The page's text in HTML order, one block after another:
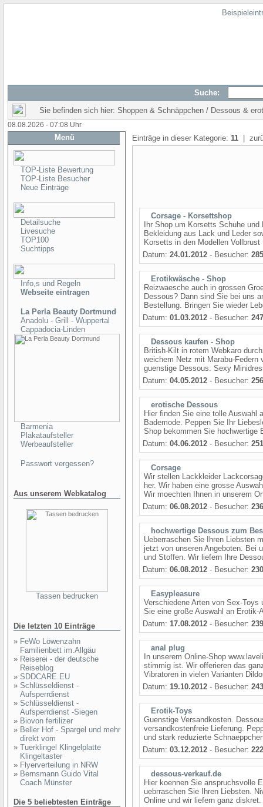
Suche:
Sie befinden sich hier: Shoppen & Schnäppchen / Dessous &
08.08.2026 - 07:08 Uhr
Menü
TOP-Liste Bewertung
TOP-Liste Besucher
Neue Einträge
Detailsuche
Livesuche
TOP100
Suchtipps
Info,s und Regeln
Webseite eintragen
La Perla Beauty Dortmund
Anadolu - Grill - Wuppertal
Cappadocia-Linden
Barmenia
Plakataufsteller
Werbeaufsteller
Passwort vergessen?
Aus unserem Webkatalog
Tassen bedrucken
Die letzten 10 Einträge
» FeWo Löwenzahn
Familienbett im.Allgäu
» Reiserei - der deutsche
Reiseblog
» SDDCARE.EU
» Schlüsseldienst -
Aufsperrdienst
» Schlüsseldienst -
Aufsperrdienst -Siegen
» Biovon fertilizer
» Beller Hof - Spargel und mehr
direkt vom
» Tuerklingel Klingelplatte
Klingeltaster
» Flyerverteilung in NRW
» Bernsmann Guido Vital
Coach Münster
Die 5 beliebtesten Einträge
Einträge in dieser Kategorie: 11 |
Corsage - Korsettshop
Ihr Shop um Korsetts Schuhe
Bekleidung aus Lack und Leder
Korsetts in den Modellen
Datum: 24.01.2012 - Besucher:
Erotikwäsche - Shop
Reizwaesche auch in grossen
Dessous? Dann sind Sie bei uns
Bestellung. Bringen Sie wieder
Datum: 01.03.2012 - Besucher:
Dessous kaufen - Shop
British-Kilt in rotem Webkaro
weichem Netz mit Marabu-Federn
guenstige Dessous: Sexy
Datum: 04.05.2012 - Besucher:
erotische Dessous
Hier finden Sie eine tolle Auswahl
Bademode. Peppen Sie Ihr
Shop bekommen Sie hochwertige
Datum: 04.06.2012 - Besucher:
Corsage
Wir stellen Lackkleider
her. Wir haben eine grosse
Wir moechten Ihnen in unserem
Datum: 06.08.2012 - Besucher:
hochwertige Dessous zum
Ueberraschen Sie Ihren Liebsten
jetzt von unseren Angeboten. Bei
und Stoffen. Wir liefern Ihre
Datum: 06.08.2012 - Besucher:
Easypleasure
Verschiedene Arten von Sex-
Sie eine große Auswahl an Erotik-
Datum: 17.08.2012 - Besucher:
anal plug
In unserem Online-Shop
stimmig ist. Wir offerieren das
Vibratoren in vielen Varianten
Datum: 19.10.2012 - Besucher:
Erotik-Toys
Guenstige Versandkosten.
versandkostenfreie Lieferung.
und stark reduzierte
Datum: 03.12.2012 - Besucher:
dessous-verkauf.de
Hier koennen Sie anspruchsvolle
uebrraschen Sie Ihren Liebsten.
Online und wir liefern ganz